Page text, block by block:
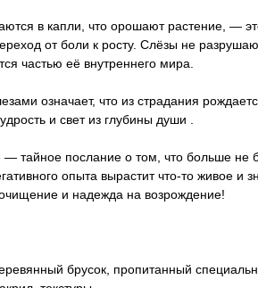
в капли, что орошают растение, —
от боли к росту. Слёзы не
частью её внутреннего мира.
означает, что из страдания
и свет из глубины души .
— тайное послание о том, что больше не
опыта вырастит что-то живое и
и надежда на возрождение!
брусок, пропитанный